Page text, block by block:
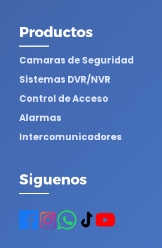
Productos
Camaras de Seguridad
Sistemas DVR/NVR
Control de Acceso
Alarmas
Intercomunicadores
Siguenos